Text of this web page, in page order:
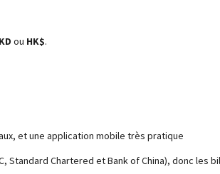
ou HK$.
et une application mobile très pratique
Standard Chartered et Bank of China), donc les